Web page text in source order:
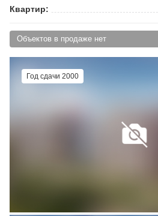
Квартир:
Объектов в продаже нет
Год сдачи 2000